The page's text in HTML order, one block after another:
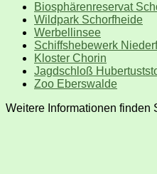
Biosphärenreservat
Wildpark Schorfheide
Werbellinsee
Schiffshebewerk
Kloster Chorin
Jagdschloß
Zoo Eberswalde
Weitere Informationen finden